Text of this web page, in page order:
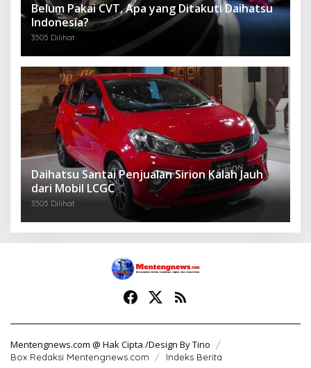
Belum Pakai CVT, Apa yang Ditakuti Daihatsu
Indonesia?
3505 Dilihat
Daihatsu Santai Penjualan Sirion Kalah Jauh
dari Mobil LCGC
3505 Dilihat
Mentengnews.com @ Hak Cipta /Design By Tino
Box Redaksi Mentengnews.com Indeks Berita